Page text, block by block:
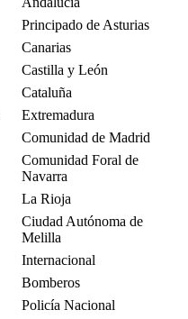
Principado de Asturias
Canarias
Castilla y León
Cataluña
Extremadura
Comunidad de Madrid
Comunidad Foral de
Navarra
La Rioja
Ciudad Autónoma de
Melilla
Internacional
Bomberos
Policía Nacional